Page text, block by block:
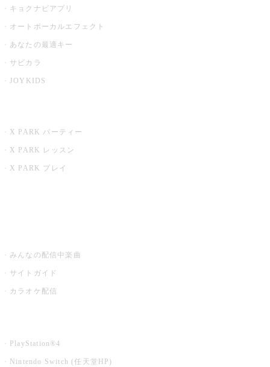
キョクナビアプリ
オートボーカルエフェクト
あなたの最適キー
サビカラ
JOYKIDS
X PARK パーティー
X PARK レッスン
X PARK プレイ
みんなの配信中楽曲
サイトガイド
カラオケ配信
PlayStation®4
Nintendo Switch (任天堂HP)